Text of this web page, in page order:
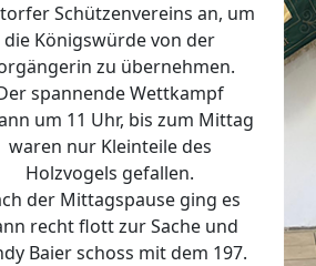
Schützenvereins an, um
die Königswürde von der
zu übernehmen.
spannende Wettkampf
um 11 Uhr, bis zum Mittag
waren nur Kleinteile des
Holzvogels gefallen.
der Mittagspause ging es
recht flott zur Sache und
Baier schoss mit dem 197.